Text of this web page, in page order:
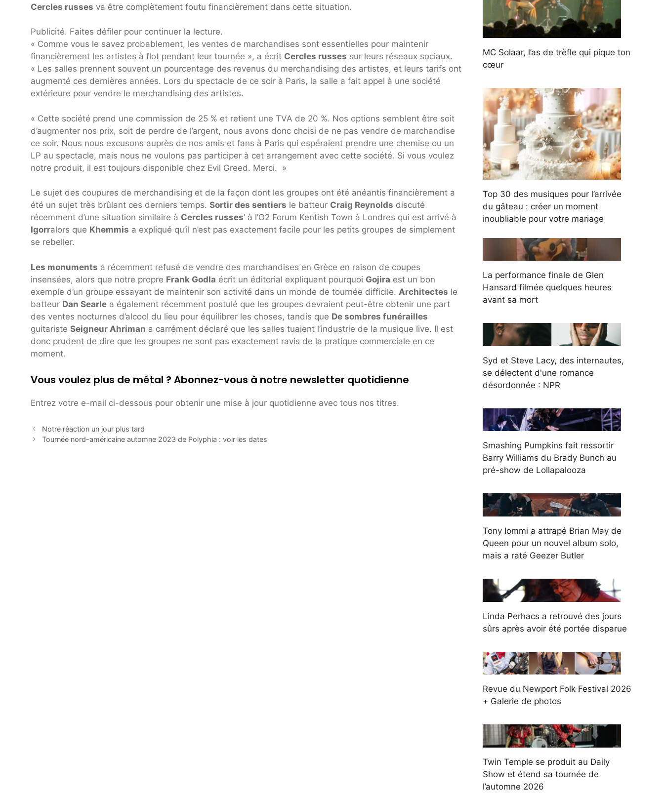
Cercles russes va être complètement foutu financièrement dans cette situation.
Publicité. Faites défiler pour continuer la lecture.
« Comme vous le savez probablement, les ventes de marchandises sont essentielles pour maintenir
financièrement les artistes à flot pendant leur tournée », a écrit Cercles russes sur leurs réseaux sociaux.
« Les salles prennent souvent un pourcentage des revenus du merchandising des artistes, et leurs tarifs ont
augmenté ces dernières années. Lors du spectacle de ce soir à Paris, la salle a fait appel à une société
extérieure pour vendre le merchandising des artistes.
« Cette société prend une commission de 25 % et retient une TVA de 20 %. Nos options semblent être soit
d’augmenter nos prix, soit de perdre de l’argent, nous avons donc choisi de ne pas vendre de marchandise
ce soir. Nous nous excusons auprès de nos amis et fans à Paris qui espéraient prendre une chemise ou un
LP au spectacle, mais nous ne voulons pas participer à cet arrangement avec cette société. Si vous voulez
notre produit, il est toujours disponible chez Evil Greed. Merci. »
Le sujet des coupures de merchandising et de la façon dont les groupes ont été anéantis financièrement a
été un sujet très brûlant ces derniers temps. Sortir des sentiers le batteur Craig Reynolds discuté
récemment d’une situation similaire à Cercles russes‘ à l’O2 Forum Kentish Town à Londres qui est arrivé à
Igorralors que Khemmis a expliqué qu’il n’est pas exactement facile pour les petits groupes de simplement
se rebeller.
Les monuments a récemment refusé de vendre des marchandises en Grèce en raison de coupes
insensées, alors que notre propre Frank Godla écrit un éditorial expliquant pourquoi Gojira est un bon
exemple d’un groupe essayant de maintenir son activité dans un monde de tournée difficile. Architectes le
batteur Dan Searle a également récemment postulé que les groupes devraient peut-être obtenir une part
des ventes nocturnes d’alcool du lieu pour équilibrer les choses, tandis que De sombres funérailles
guitariste Seigneur Ahriman a carrément déclaré que les salles tuaient l’industrie de la musique live. Il est
donc prudent de dire que les groupes ne sont pas exactement ravis de la pratique commerciale en ce
moment.
Vous voulez plus de métal ? Abonnez-vous à notre newsletter quotidienne
Entrez votre e-mail ci-dessous pour obtenir une mise à jour quotidienne avec tous nos titres.
Notre réaction un jour plus tard
Tournée nord-américaine automne 2023 de Polyphia : voir les dates
MC Solaar, l’as de trèfle qui pique ton
cœur
Top 30 des musiques pour l’arrivée
du gâteau : créer un moment
inoubliable pour votre mariage
La performance finale de Glen
Hansard filmée quelques heures
avant sa mort
Syd et Steve Lacy, des internautes,
se délectent d'une romance
désordonnée : NPR
Smashing Pumpkins fait ressortir
Barry Williams du Brady Bunch au
pré-show de Lollapalooza
Tony Iommi a attrapé Brian May de
Queen pour un nouvel album solo,
mais a raté Geezer Butler
Linda Perhacs a retrouvé des jours
sûrs après avoir été portée disparue
Revue du Newport Folk Festival 2026
+ Galerie de photos
Twin Temple se produit au Daily
Show et étend sa tournée de
l’automne 2026